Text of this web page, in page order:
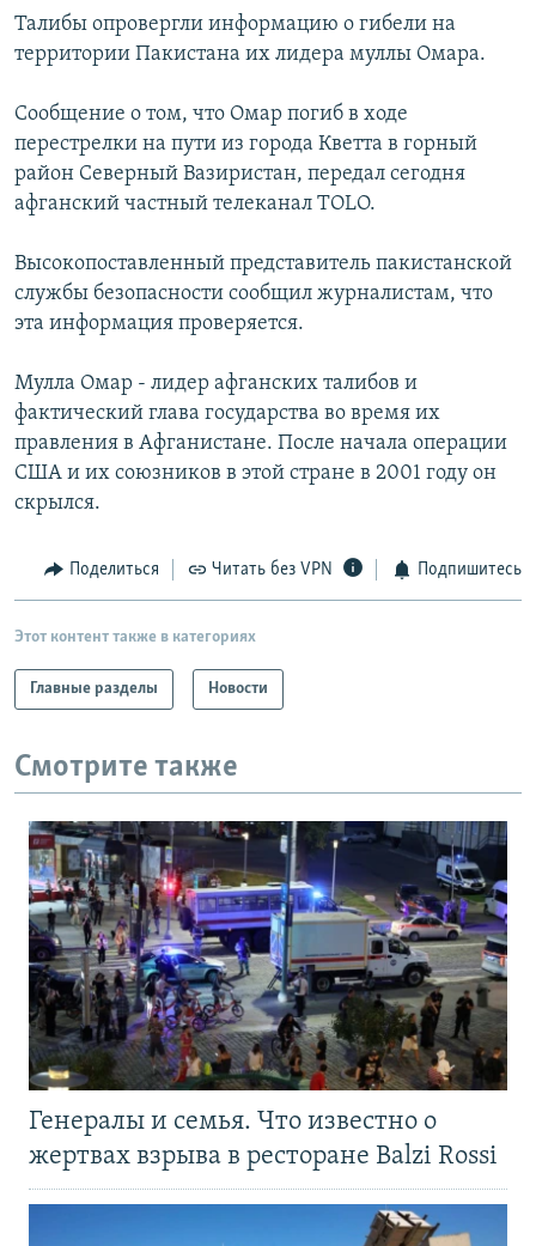
Все сайты РСЕ/РС
Талибы опровергли информацию о гибели на
территории Пакистана их лидера муллы Омара.
Сообщение о том, что Омар погиб в ходе
перестрелки на пути из города Кветта в горный
район Северный Вазиристан, передал сегодня
афганский частный телеканал TOLO.
Высокопоставленный представитель пакистанской
службы безопасности сообщил журналистам, что
эта информация проверяется.
Мулла Омар - лидер афганских талибов и
фактический глава государства во время их
правления в Афганистане. После начала операции
США и их союзников в этой стране в 2001 году он
скрылся.
Поделиться Читать без VPN Подпишитесь
Этот контент также в категориях
Главные разделы Новости
Смотрите также
Генералы и семья. Что известно о
жертвах взрыва в ресторане Balzi Rossi